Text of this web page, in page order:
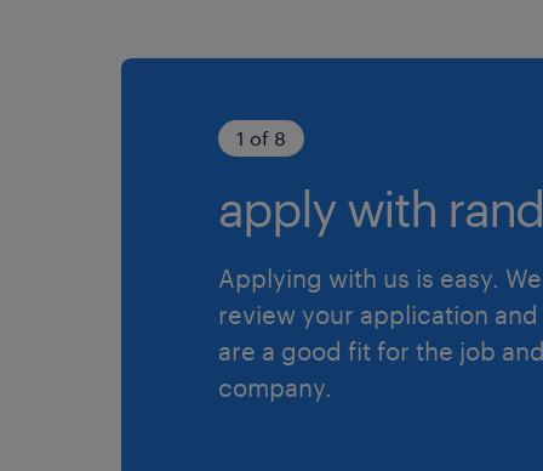
1 of 8
apply with
Applying with us is easy.
review your application and
are a good fit for the job
company.